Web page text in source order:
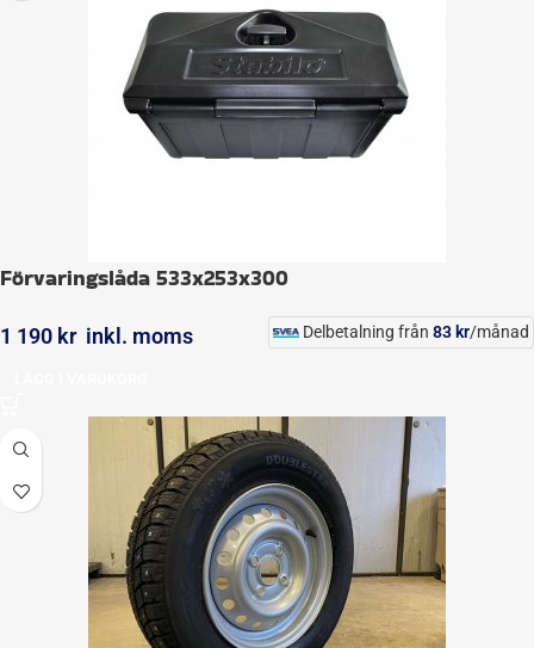
Förvaringslåda 533x253x300
1 190 kr inkl. moms Delbetalning från 83 kr/månad